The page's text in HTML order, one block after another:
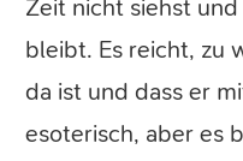
Zeit nicht siehst
bleibt. Es reicht, zu
da ist und dass er
esoterisch, aber es